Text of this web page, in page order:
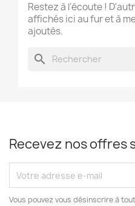
Restez à l'écoute !
affichés ici au fur et à
ajoutés.
search
Recevez nos offres
Vous pouvez vous désinscrire à